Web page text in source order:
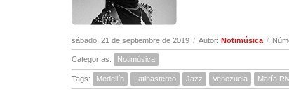
sábado, 21 de septiembre de 2019 / Autor: Notimúsica /
Categorías: Notimúsica
Tags: Medellín Latinastereo Jazz Venezuela María